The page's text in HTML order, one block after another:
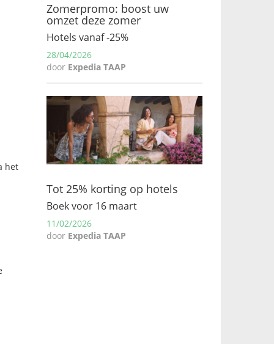
het
Zomerpromo: boost uw
omzet deze zomer
Hotels vanaf -25%
28/04/2026
door Expedia TAAP
Tot 25% korting op hotels
Boek voor 16 maart
11/02/2026
door Expedia TAAP